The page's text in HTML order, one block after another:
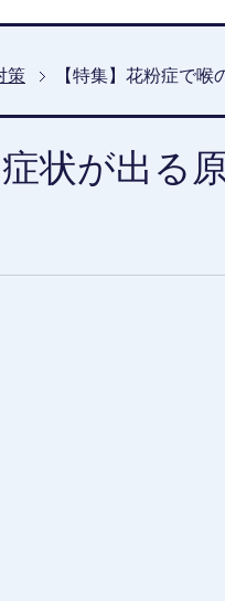
策 【特集】花粉症で喉
状が出る